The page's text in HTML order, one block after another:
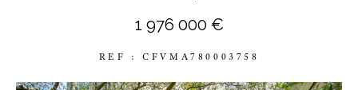
1 976 000 €
REF : CFVMA780003758